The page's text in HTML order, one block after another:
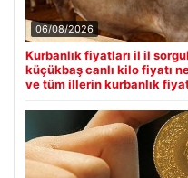
06/08/2026
Kurbanlık fiyatları il il
küçükbaş canlı kilo fiyatı
ve tüm illerin kurbanlık